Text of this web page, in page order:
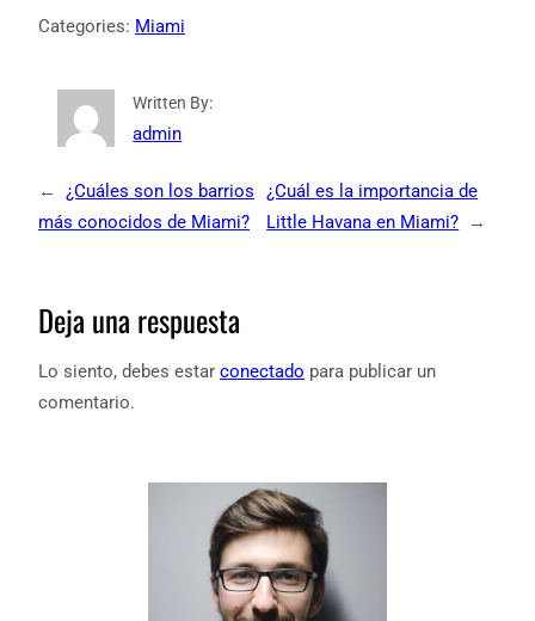
Categories: Miami
Written By:
admin
←
¿Cuáles son los barrios
más conocidos de Miami?
¿Cuál es la importancia de
Little Havana en Miami?
→
Deja una respuesta
Lo siento, debes estar conectado para publicar un
comentario.